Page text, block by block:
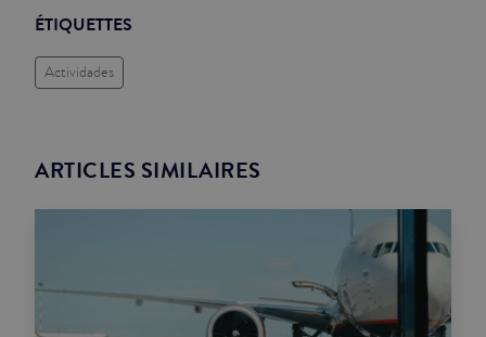
ÉTIQUETTES
Actividades
ARTICLES SIMILAIRES